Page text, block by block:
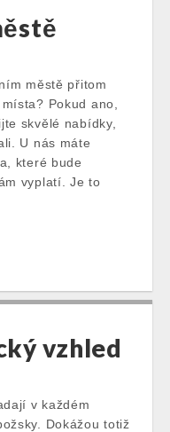
městě přitom
Pokud ano,
skvělé nabídky,
U nás máte
které bude
vyplatí. Je to
vzhled
v každém
Dokážou totiž